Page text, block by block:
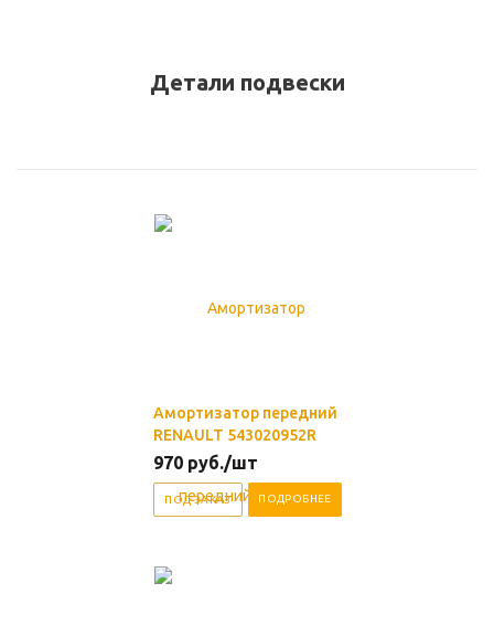
Детали подвески
Амортизатор передний
RENAULT 543020952R
970 руб./шт
ПОД ЗАКАЗ ПОДРОБНЕЕ